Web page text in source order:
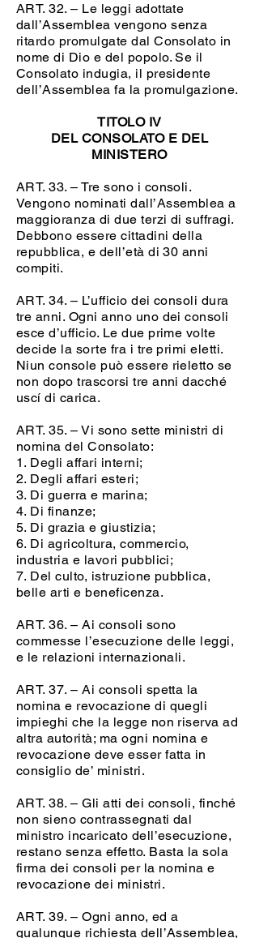
ART. 32. – Le leggi adottate
dall’Assemblea vengono senza
ritardo promulgate dal Consolato in
nome di Dio e del popolo. Se il
Consolato indugia, il presidente
dell’Assemblea fa la promulgazione.
TITOLO IV
DEL CONSOLATO E DEL
MINISTERO
ART. 33. – Tre sono i consoli.
Vengono nominati dall’Assemblea a
maggioranza di due terzi di suffragi.
Debbono essere cittadini della
repubblica, e dell’età di 30 anni
compiti.
ART. 34. – L’ufficio dei consoli dura
tre anni. Ogni anno uno dei consoli
esce d’ufficio. Le due prime volte
decide la sorte fra i tre primi eletti.
Niun console può essere rieletto se
non dopo trascorsi tre anni dacché
uscí di carica.
ART. 35. – Vi sono sette ministri di
nomina del Consolato:
1. Degli affari interni;
2. Degli affari esteri;
3. Di guerra e marina;
4. Di finanze;
5. Di grazia e giustizia;
6. Di agricoltura, commercio,
industria e lavori pubblici;
7. Del culto, istruzione pubblica,
belle arti e beneficenza.
ART. 36. – Ai consoli sono
commesse l’esecuzione delle leggi,
e le relazioni internazionali.
ART. 37. – Ai consoli spetta la
nomina e revocazione di quegli
impieghi che la legge non riserva ad
altra autorità; ma ogni nomina e
revocazione deve esser fatta in
consiglio de’ ministri.
ART. 38. – Gli atti dei consoli, finché
non sieno contrassegnati dal
ministro incaricato dell’esecuzione,
restano senza effetto. Basta la sola
firma dei consoli per la nomina e
revocazione dei ministri.
ART. 39. – Ogni anno, ed a
qualunque richiesta dell’Assemblea,